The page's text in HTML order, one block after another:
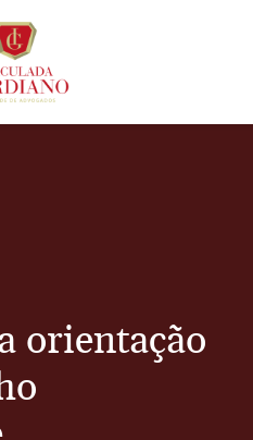
orientação